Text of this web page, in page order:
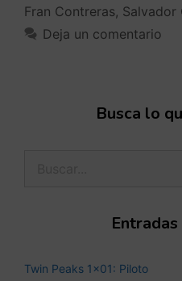
Fran Contreras, Salvador
Deja un comentario
Busca lo
Twin Peaks 1×01: Piloto